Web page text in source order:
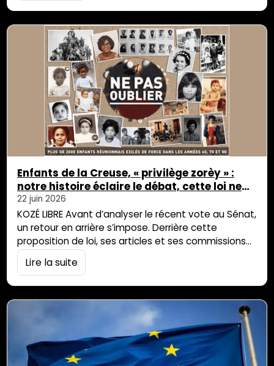
intense. Le podcast relate […]
Enfants de la Creuse, « privilège zorèy » :
notre histoire éclaire le débat, cette loi ne
répare pas
22 juin 2026
KOZÉ LIBRE Avant d’analyser le récent vote au Sénat,
un retour en arrière s’impose. Derrière cette
proposition de loi, ses articles et ses commissions
administratives, il y a des trajectoires brisées. Il y a
nos vies. Je m’appelle Jean-Charles Pitou. Je fais
Lire la suite